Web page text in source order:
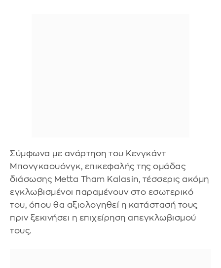
Σύμφωνα με ανάρτηση του Κενγκάντ
Μπονγκαουόνγκ, επικεφαλής της ομάδας
διάσωσης Metta Tham Kalasin, τέσσερις ακόμη
εγκλωβισμένοι παραμένουν στο εσωτερικό
του, όπου θα αξιολογηθεί η κατάστασή τους
πριν ξεκινήσει η επιχείρηση απεγκλωβισμού
τους.